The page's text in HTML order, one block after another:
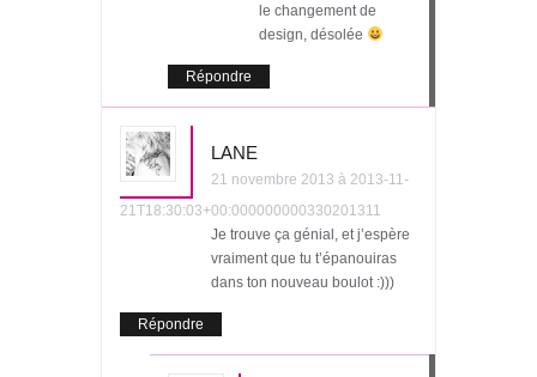
le changement de
design, désolée
Répondre
LANE
21 novembre 2013 à 2013-11-
21T18:30:03+00:000000000330201311
Je trouve ça génial, et j’espère
vraiment que tu t’épanouiras
dans ton nouveau boulot :)))
Répondre